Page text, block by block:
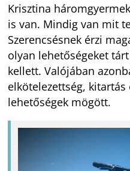
Krisztina
is van. Mindig van mit
Szerencsésnek érzi
olyan lehetőségeket
kellett. Valójában
elkötelezettség,
lehetőségek mögött.